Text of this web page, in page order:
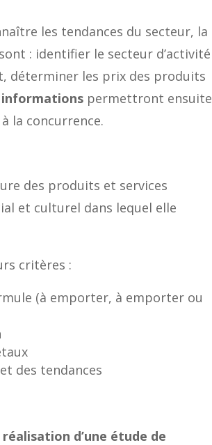
les tendances du secteur, la
: identifier le secteur d’activité
déterminer les prix des produits
informations permettront ensuite
la concurrence.
des produits et services
et culturel dans lequel elle
critères :
(à emporter, à emporter ou
des tendances
réalisation d’une étude de